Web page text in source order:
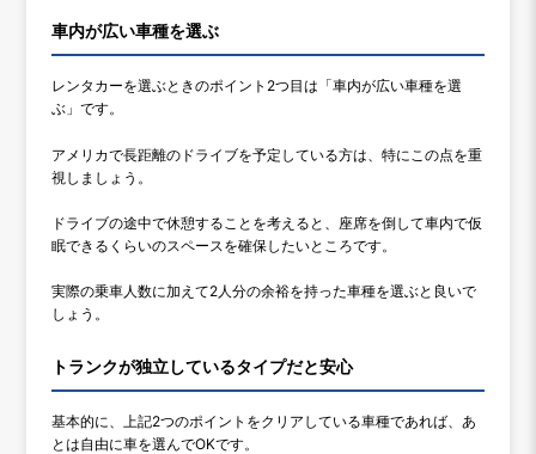
車内が広い車種を選ぶ
レンタカーを選ぶときのポイント2つ目は「車内が広い車種を選
ぶ」です。
アメリカで長距離のドライブを予定している方は、特にこの点を重
視しましょう。
ドライブの途中で休憩することを考えると、座席を倒して車内で仮
眠できるくらいのスペースを確保したいところです。
実際の乗車人数に加えて2人分の余裕を持った車種を選ぶと良いで
しょう。
トランクが独立しているタイプだと安心
基本的に、上記2つのポイントをクリアしている車種であれば、あ
とは自由に車を選んでOKです。